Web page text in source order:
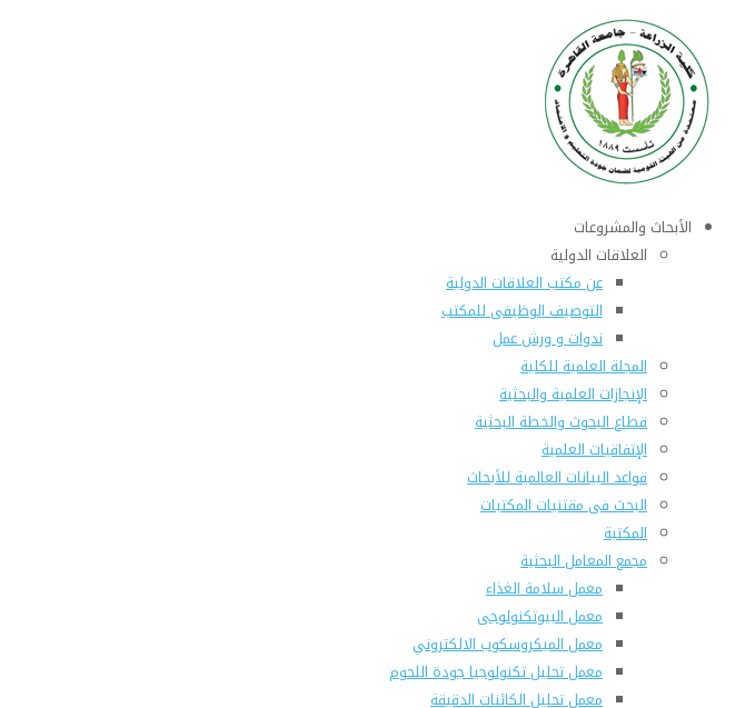
الأبحاث والمشروعات
العلاقات الدولية
عن مكتب العلاقات الدولية
التوصيف الوظيفى للمكتب
ندوات و ورش عمل
المجلة العلمية للكلية
الإنجازات العلمية والبحثية
قطاع البحوث والخطة البحثية
الإتفاقيات العلمية
قواعد البيانات العالمية للأبحاث
البحث فى مقتنيات المكتبات
المكتبة
مجمع المعامل البحثية
معمل سلامة الغذاء
معمل البيوتكنولوجى
معمل الميكروسكوب الالكتروني
معمل تحليل تكنولوجيا جودة اللحوم
معمل تحليل الكائنات الدقيقة